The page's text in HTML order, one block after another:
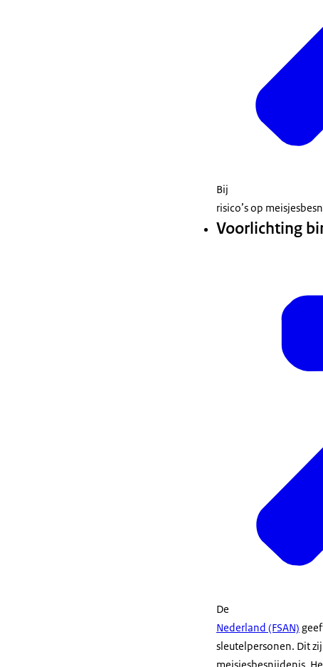
Bij
risico’s op
Voorlichting
De
Nederland (FSAN)
sleutelpersonen. Dit